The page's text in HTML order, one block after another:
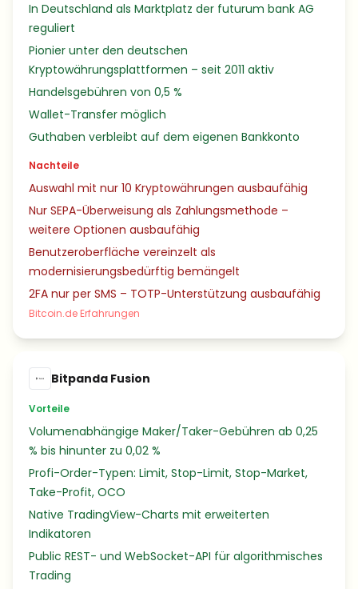
In Deutschland als Marktplatz der futurum bank AG
reguliert
Pionier unter den deutschen
Kryptowährungsplattformen – seit 2011 aktiv
Handelsgebühren von 0,5 %
Wallet-Transfer möglich
Guthaben verbleibt auf dem eigenen Bankkonto
Nachteile
Auswahl mit nur 10 Kryptowährungen ausbaufähig
Nur SEPA-Überweisung als Zahlungsmethode –
weitere Optionen ausbaufähig
Benutzeroberfläche vereinzelt als
modernisierungsbedürftig bemängelt
2FA nur per SMS – TOTP-Unterstützung ausbaufähig
Bitcoin.de Erfahrungen
Bitpanda Fusion
Vorteile
Volumenabhängige Maker/Taker-Gebühren ab 0,25
% bis hinunter zu 0,02 %
Profi-Order-Typen: Limit, Stop-Limit, Stop-Market,
Take-Profit, OCO
Native TradingView-Charts mit erweiterten
Indikatoren
Public REST- und WebSocket-API für algorithmisches
Trading